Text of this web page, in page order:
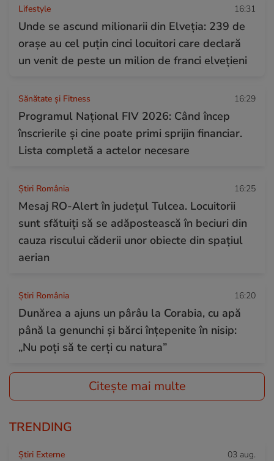
Lifestyle 16:31
Unde se ascund milionarii din Elveția: 239 de
orașe au cel puțin cinci locuitori care declară
un venit de peste un milion de franci elvețieni
Sănătate și Fitness 16:29
Programul Național FIV 2026: Când încep
înscrierile și cine poate primi sprijin financiar.
Lista completă a actelor necesare
Știri România 16:25
Mesaj RO-Alert în judeţul Tulcea. Locuitorii
sunt sfătuiţi să se adăpostească în beciuri din
cauza riscului căderii unor obiecte din spațiul
aerian
Știri România 16:20
Dunărea a ajuns un pârâu la Corabia, cu apă
până la genunchi și bărci înțepenite în nisip:
„Nu poți să te cerți cu natura”
Citește mai multe
TRENDING
Știri Externe 03 aug.